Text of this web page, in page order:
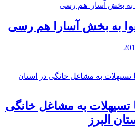
به بخش آسارا هم رسی
تسیهلات به مشاغل خانگی
البرز